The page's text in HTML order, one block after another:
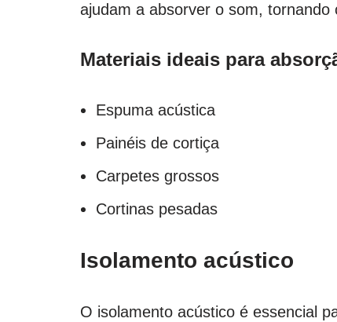
ajudam a absorver o som, tornando
Materiais ideais para
Espuma acústica
Painéis de cortiça
Carpetes grossos
Cortinas pesadas
Isolamento acústico
O isolamento acústico é essencial